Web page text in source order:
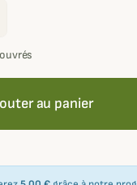
au panier